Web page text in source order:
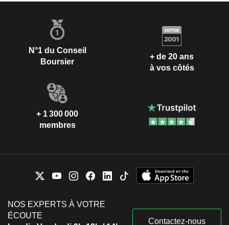
N°1 du Conseil
Boursier
+ de 20 ans
à vos côtés
+ 1 300 000
membres
NOS EXPERTS À VOTRE
ÉCOUTE
Contactez-nous